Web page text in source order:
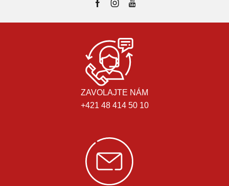
ZAVOLAJTE NÁM
+421 48 414 50 10